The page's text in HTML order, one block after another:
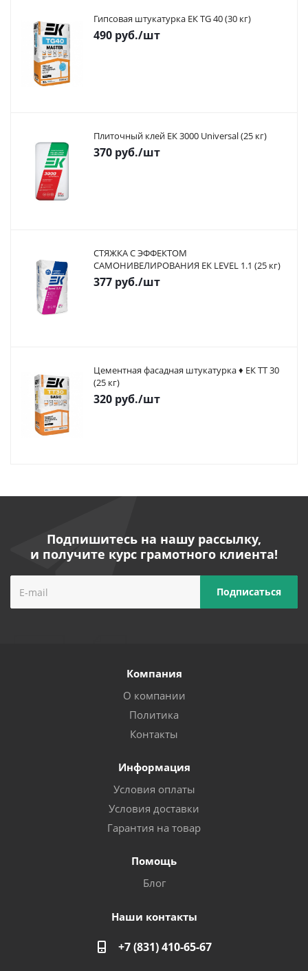
Гипсовая штукатурка ЕК TG 40 (30 кг)
490 руб./шт
Плиточный клей ЕК 3000 Universal (25 кг)
370 руб./шт
СТЯЖКА С ЭФФЕКТОМ
САМОНИВЕЛИРОВАНИЯ ЕК LEVEL 1.1 (25 кг)
377 руб./шт
Цементная фасадная штукатурка ♦ ЕК ТТ 30
(25 кг)
320 руб./шт
Подпишитесь на нашу рассылку,
и получите курс грамотного клиента!
Компания
О компании
Политика
Контакты
Информация
Условия оплаты
Условия доставки
Гарантия на товар
Помощь
Блог
Наши контакты
+7 (831) 410-65-67